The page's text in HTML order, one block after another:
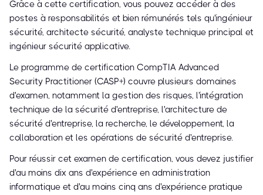
Grâce à cette certification, vous pouvez accéder à des
postes à responsabilités et bien rémunérés tels qu'ingénieur
sécurité, architecte sécurité, analyste technique principal et
ingénieur sécurité applicative.
Le programme de certification CompTIA Advanced
Security Practitioner (CASP+) couvre plusieurs domaines
d'examen, notamment la gestion des risques, l'intégration
technique de la sécurité d'entreprise, l'architecture de
sécurité d'entreprise, la recherche, le développement, la
collaboration et les opérations de sécurité d'entreprise.
Pour réussir cet examen de certification, vous devez justifier
d'au moins dix ans d'expérience en administration
informatique et d'au moins cinq ans d'expérience pratique